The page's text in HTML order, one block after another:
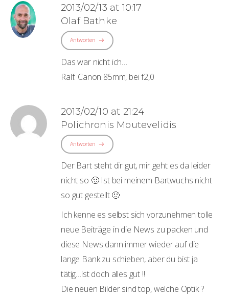
2013/02/13 at 10:17
Olaf Bathke
Antworten
Das war nicht ich…
Ralf: Canon 85mm, bei f2,0
2013/02/10 at 21:24
Polichronis Moutevelidis
Antworten
Der Bart steht dir gut, mir geht es da leider
nicht so 🙂 Ist bei meinem Bartwuchs nicht
so gut gestellt 🙂
Ich kenne es selbst sich vorzunehmen tolle
neue Beiträge in die News zu packen und
diese News dann immer wieder auf die
lange Bank zu schieben, aber du bist ja
tätig…ist doch alles gut !!
Die neuen Bilder sind top, welche Optik ?